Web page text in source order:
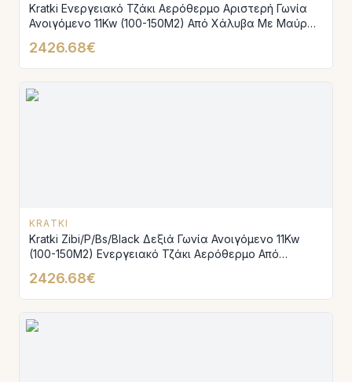
Kratki Ενεργειακό Τζάκι Αερόθερμο Αριστερή Γωνία
Ανοιγόμενο 11Kw (100-150M2) Από Χάλυβα Με Μαύρα
2426.68€
KRATKI
Kratki Zibi/P/Bs/Black Δεξιά Γωνία Ανοιγόμενο 11Kw
(100-150M2) Ενεργειακό Τζάκι Αερόθερμο Από
2426.68€